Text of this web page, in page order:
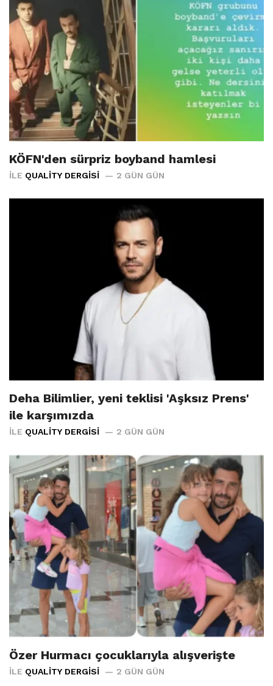
KÖFN'den sürpriz boyband hamlesi
İLE QUALITY DERGISI 2 GÜN GÜN
Deha Bilimlier, yeni teklisi 'Aşksız Prens'
ile karşımızda
İLE QUALITY DERGISI 2 GÜN GÜN
Özer Hurmacı çocuklarıyla alışverişte
İLE QUALITY DERGISI 2 GÜN GÜN